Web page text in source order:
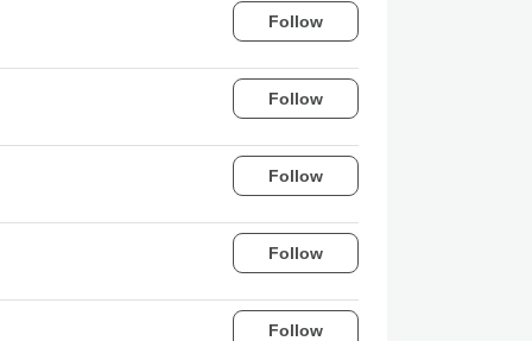
Follow
Follow
Follow
Follow
Follow